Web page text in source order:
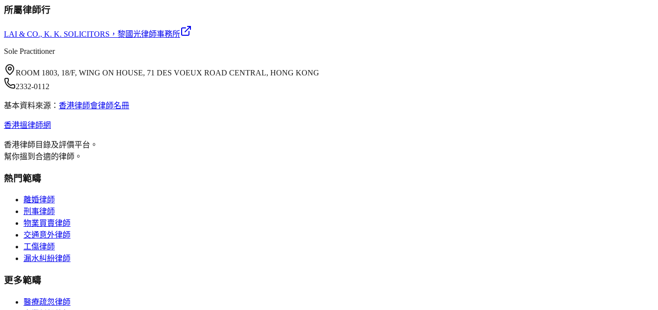
所屬律師行
LAI & CO., K. K. SOLICITORS ，黎國光律師事務所
Sole Practitioner
ROOM 1803, 18/F, WING ON HOUSE, 71 DES VOEUX ROAD CENTRAL, HONG KONG
2332-0112
基本資料來源： 香港律師會律師名冊
香港搵律師網
香港律師目錄及評價平台。
幫你搵到合適的律師。
熱門範疇
離婚律師
刑事律師
物業買賣律師
交通意外律師
工傷律師
漏水糾紛律師
更多範疇
醫療疏忽律師